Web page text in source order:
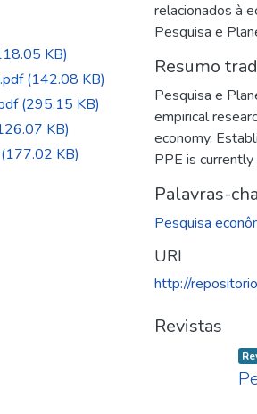
KB)
(142.08 KB)
(295.15 KB)
KB)
(177.02 KB)
relacionados à
Pesquisa e
Resumo
Pesquisa e
empirical
economy.
PPE is
Palavras-
Pesquisa
URI
http://
Revistas